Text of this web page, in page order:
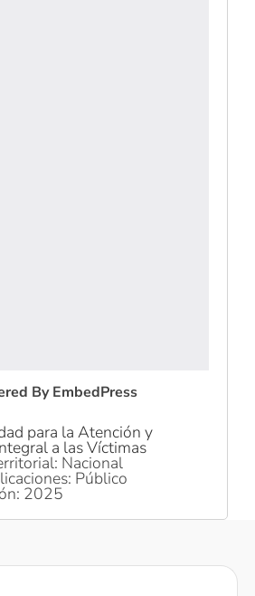
By EmbedPress
para la Atención y
a las Víctimas
Nacional
Público
2025